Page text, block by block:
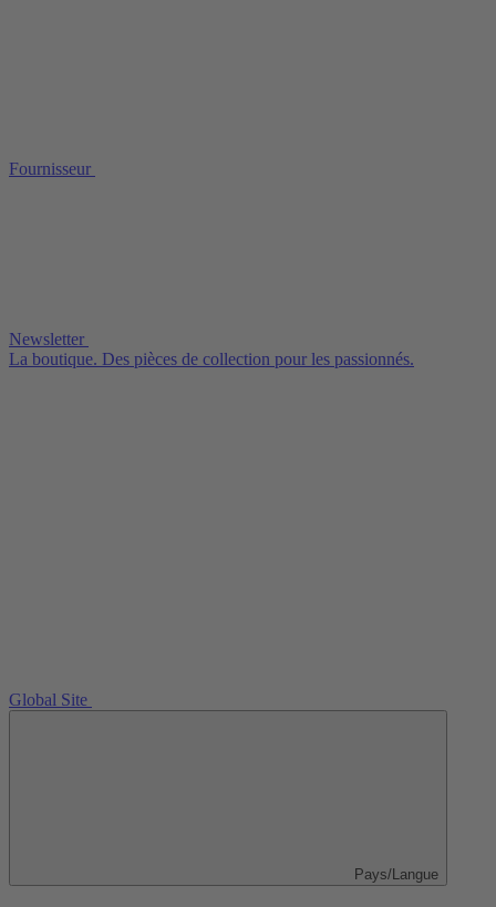
Fournisseur
Newsletter
La boutique. Des pièces de collection pour les passionnés.
Global Site
Pays/Langue